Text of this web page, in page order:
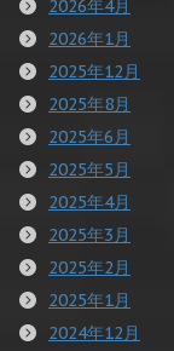
2026年4月
2026年1月
2025年12月
2025年8月
2025年6月
2025年5月
2025年4月
2025年3月
2025年2月
2025年1月
2024年12月